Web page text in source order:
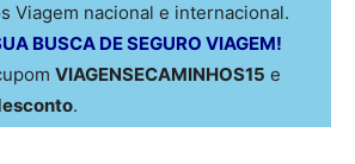
Viagem nacional e internacional.
BUSCA DE SEGURO VIAGEM!
VIAGENSECAMINHOS15 e
.